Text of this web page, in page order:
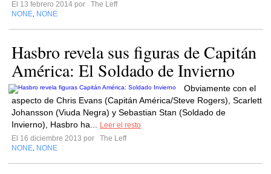
El 13 febrero 2014 por
The Leff
NONE NONE
Hasbro revela sus figuras de Capitán
América: El Soldado de Invierno
Obviamente con el
aspecto de Chris Evans (Capitán América/Steve Rogers), Scarlett
Johansson (Viuda Negra) y Sebastian Stan (Soldado de
Invierno), Hasbro ha...
Leer el resto
El 16 diciembre 2013 por
The Leff
NONE NONE